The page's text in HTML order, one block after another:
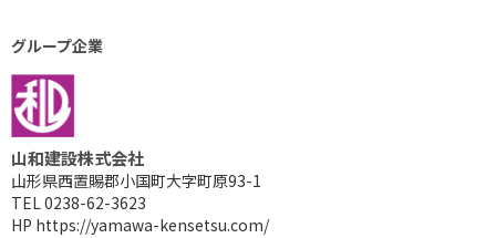
グループ企業
山和建設株式会社
山形県西置賜郡小国町大字町原93-1
TEL 0238-62-3623
HP https://yamawa-kensetsu.com/